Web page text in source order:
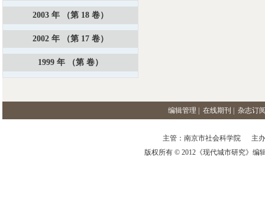
2003 年 （第 18 卷）
2002 年 （第 17 卷）
1999 年 （第 卷）
编辑管理 在线期刊 杂志订
主管：南京市社会科学院 主
版权所有 © 2012《现代城市研究》编